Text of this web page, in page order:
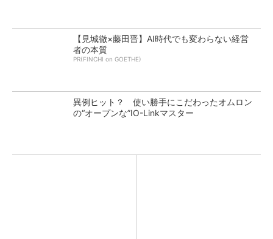
【見城徹×藤田晋】AI時代でも変わらない経営
者の本質
PR(FINCHI on GOETHE)
異例ヒット？ 使い勝手にこだわったオムロン
の“オープンな”IO-Linkマスター